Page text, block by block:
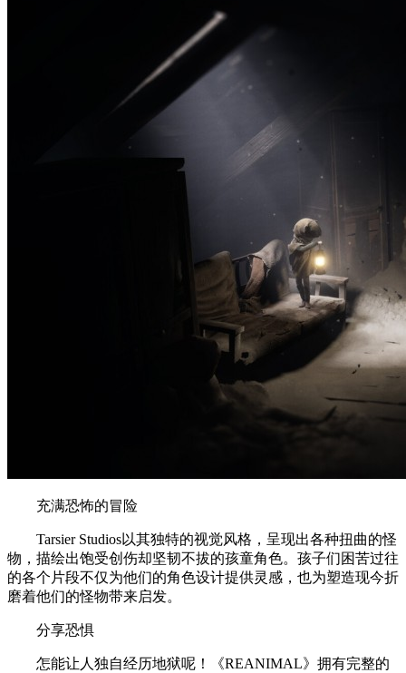
充满恐怖的冒险
Tarsier Studios以其独特的视觉风格，呈现出各种扭曲的怪
物，描绘出饱受创伤却坚韧不拔的孩童角色。孩子们困苦过往
的各个片段不仅为他们的角色设计提供灵感，也为塑造现今折
磨着他们的怪物带来启发。
分享恐惧
怎能让人独自经历地狱呢！《REANIMAL》拥有完整的